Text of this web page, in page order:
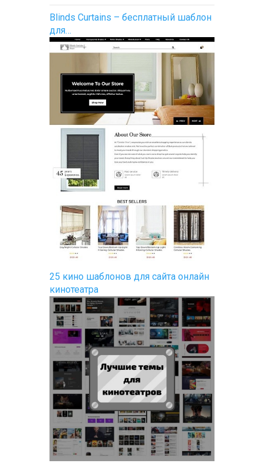
Blinds Curtains – бесплатный шаблон
для…
25 кино шаблонов для сайта онлайн
кинотеатра